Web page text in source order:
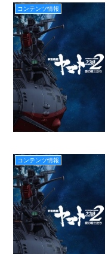
コンテンツ情報
コンテンツ情報